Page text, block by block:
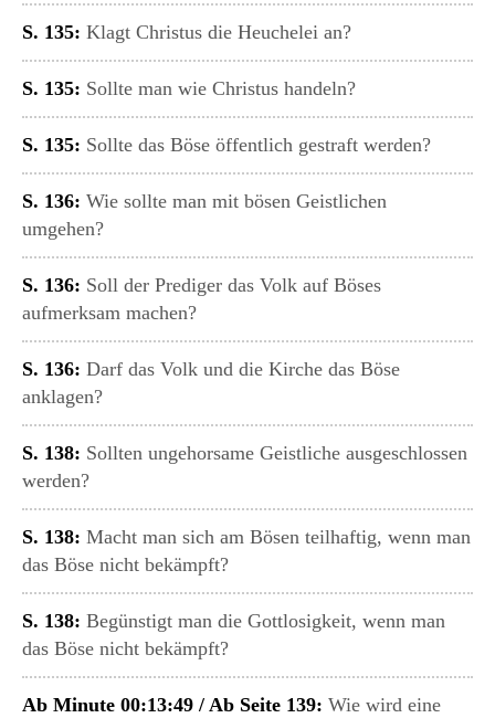
S. 135: Klagt Christus die Heuchelei an?
S. 135: Sollte man wie Christus handeln?
S. 135: Sollte das Böse öffentlich gestraft werden?
S. 136: Wie sollte man mit bösen Geistlichen
umgehen?
S. 136: Soll der Prediger das Volk auf Böses
aufmerksam machen?
S. 136: Darf das Volk und die Kirche das Böse
anklagen?
S. 138: Sollten ungehorsame Geistliche ausgeschlossen
werden?
S. 138: Macht man sich am Bösen teilhaftig, wenn man
das Böse nicht bekämpft?
S. 138: Begünstigt man die Gottlosigkeit, wenn man
das Böse nicht bekämpft?
Ab Minute 00:13:49 / Ab Seite 139: Wie wird eine